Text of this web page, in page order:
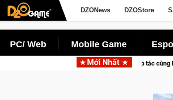
DZONews DZOStore
PC/ Web Mobile Game
Mới Nhất
Garena hợp tác cùng Pocketpair đưa bom tấn